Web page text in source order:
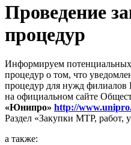
Проведение
процедур
Информируем
процедур о том, что
процедур для нужд
на официальном сайте
«Юнипро» http://
Раздел «Закупки МТР, работ,
а также: